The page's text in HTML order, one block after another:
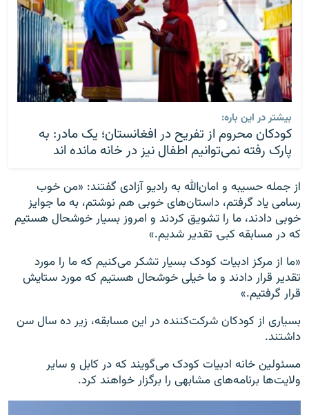
بیشتر در این باره:
کودکان محروم از تفریح در افغانستان؛ یک مادر: به
پارک رفته نمی‌توانیم اطفال نیز در خانه مانده اند
از جمله حسیبه و امان‌الله به رادیو آزادی گفتند: «من خوب
رسامی یاد گرفتم، داستان‌های خوبی هم نوشتم، به ما جوایز
خوبی دادند، ما را تشویق کردند و امروز بسیار خوشحال هستیم
که در مسابقه کبۍ تقدیر شدیم.»
«ما از مرکز ادبیات کودک بسیار تشکر می‌کنیم که ما را مورد
تقدیر قرار دادند و ما خیلی خوشحال هستیم که مورد ستایش
قرار گرفتیم.»
بسیاری از کودکان شرکت‌کننده در این مسابقه، زیر ده سال سن
داشتند.
مسئولین خانه ادبیات کودک می‌گویند که در کابل و سایر
ولایت‌ها برنامه‌های مشابهی را برگزار خواهند کرد.